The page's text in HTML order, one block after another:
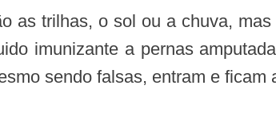
imunizante a pernas
sendo falsas, entram e